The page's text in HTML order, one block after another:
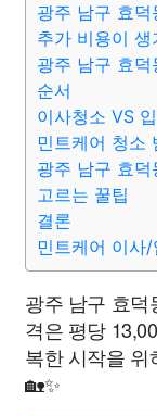
광주 남구 효
추가 비용이 생
광주 남구 효
순서
이사청소 VS
민트케어 청소
광주 남구 효
고르는 꿀팁
결론
민트케어 이사
광주 남구 효
격은 평당
복한 시작을
🏡✨